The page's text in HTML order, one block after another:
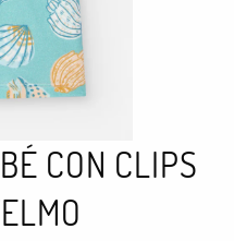
CON CLIPS